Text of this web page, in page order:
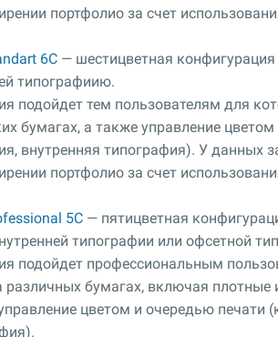
портфолио за счет
6C — шестицветная
типографиию.
подойдет тем пользователям для
бумагах, а также управление
внутренняя типография). У данных
портфолио за счет
5C — пятицветная
типографии или офсетной
подойдет профессиональным
бумагах, включая
цветом и очередью печати